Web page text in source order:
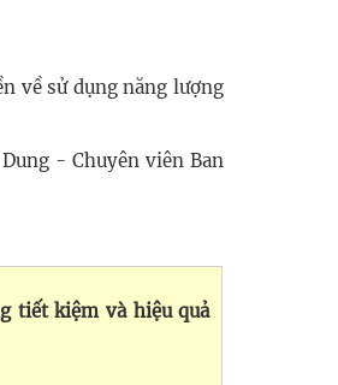
về sử dụng năng lượng
- Chuyên viên Ban
tiết kiệm và hiệu quả